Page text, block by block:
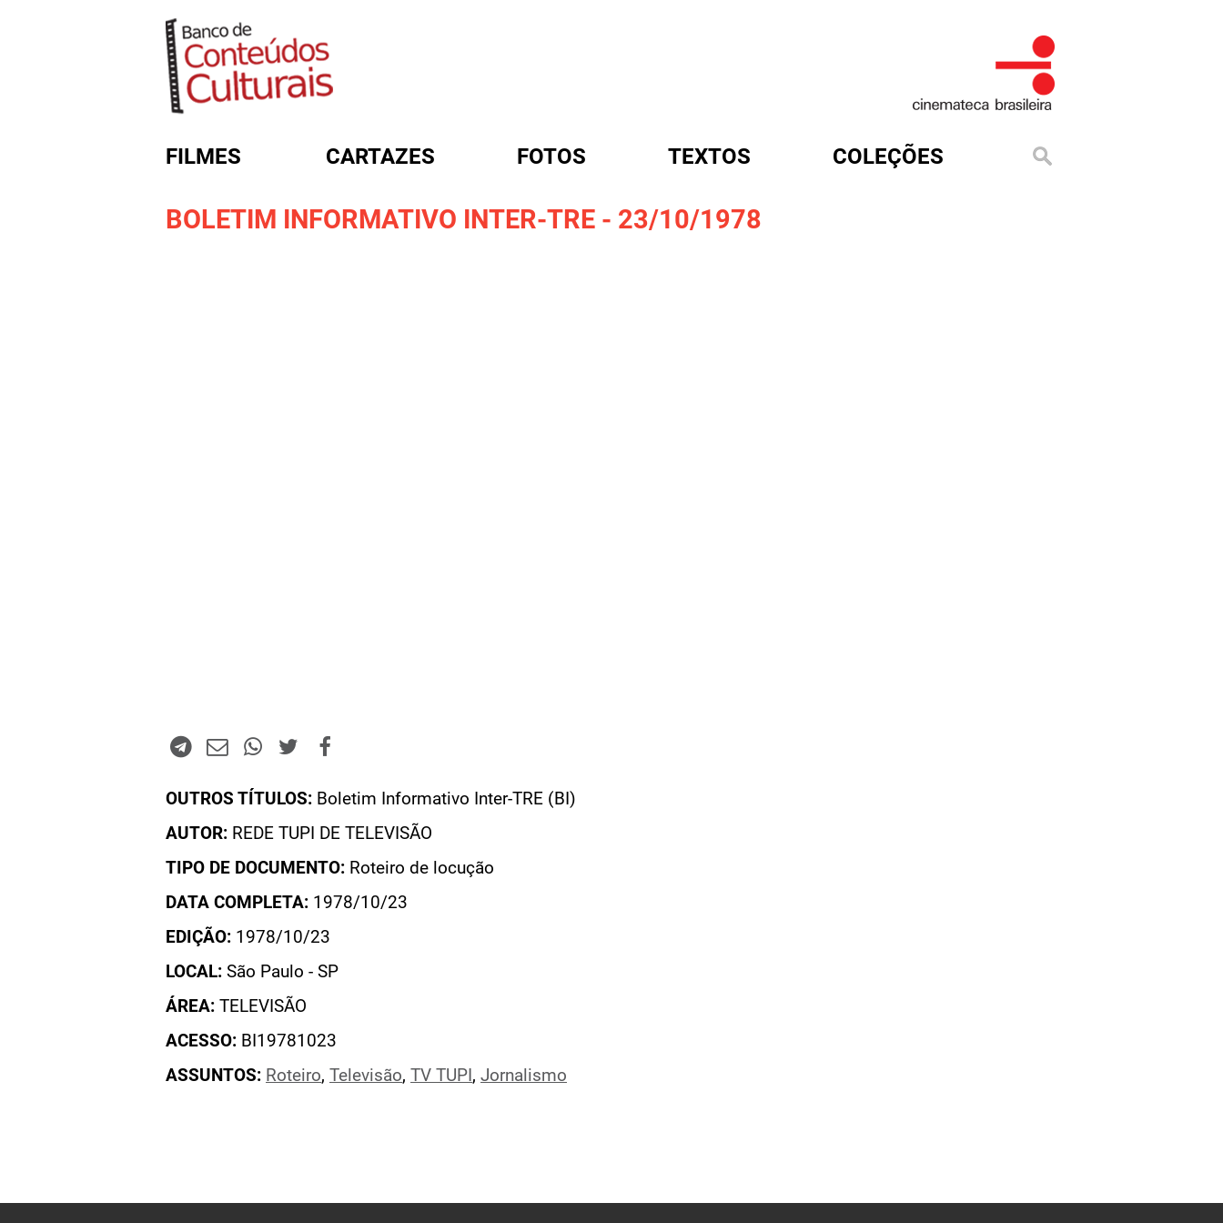
FILMES CARTAZES FOTOS TEXTOS COLEÇÕES
BOLETIM INFORMATIVO INTER-TRE - 23/10/1978
OUTROS TÍTULOS: Boletim Informativo Inter-TRE (BI)
AUTOR: REDE TUPI DE TELEVISÃO
TIPO DE DOCUMENTO: Roteiro de locução
DATA COMPLETA: 1978/10/23
EDIÇÃO: 1978/10/23
LOCAL: São Paulo - SP
ÁREA: TELEVISÃO
ACESSO: BI19781023
ASSUNTOS: Roteiro, Televisão, TV TUPI , Jornalismo